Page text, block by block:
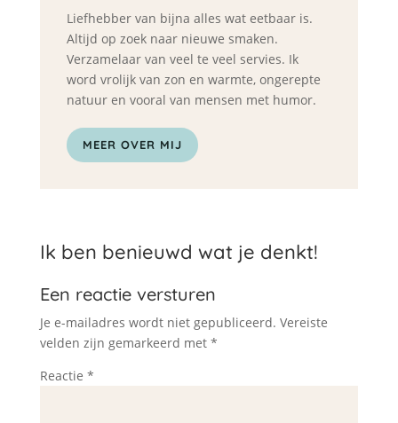
Liefhebber van bijna alles wat eetbaar is.
Altijd op zoek naar nieuwe smaken.
Verzamelaar van veel te veel servies. Ik
word vrolijk van zon en warmte, ongerepte
natuur en vooral van mensen met humor.
MEER OVER MIJ
Ik ben benieuwd wat je denkt!
Een reactie versturen
Je e-mailadres wordt niet gepubliceerd. Vereiste
velden zijn gemarkeerd met *
Reactie *